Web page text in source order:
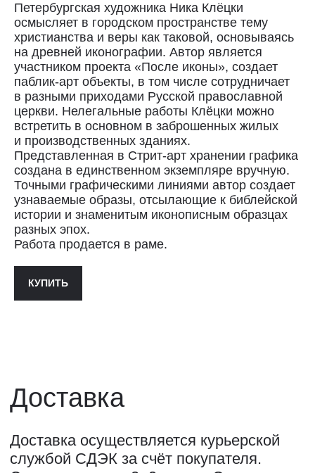
Петербургская художника Ника Клёцки
осмысляет в городском пространстве тему
христианства и веры как таковой, основываясь
на древней иконографии. Автор является
участником проекта «После иконы», создает
паблик-арт объекты, в том числе сотрудничает
в разными приходами Русской православной
церкви. Нелегальные работы Клёцки можно
встретить в основном в заброшенных жилых
и производственных зданиях.
Представленная в Стрит-арт хранении графика
создана в единственном экземпляре вручную.
Точными графическими линиями автор создает
узнаваемые образы, отсылающие к библейской
истории и знаменитым иконописным образцах
разных эпох.
Работа продается в раме.
КУПИТЬ
Доставка осуществляется курьерской
службой СДЭК за счёт покупателя.
Сроки доставки: 2−3 дня по Санкт-
Петербургу и 3−8 дней по России.
Самовывоз из магазина в Санкт-
Петербурге возможен
по предварительной договорённости
+7 (921) 433-35-93
ПУБЛИЧНАЯ ОФЕРТА↗
Доставка
PR@STREET-ART-STORAGE.COM
ДЛЯ ЗАПИСИ НА ЭКСКУРСИИ:+7 921 433-35-93
ПО ВОПРОСАМ ПРИОБРЕТЕНИЯ ИСКУССТВА:
+7 911 779-63-95